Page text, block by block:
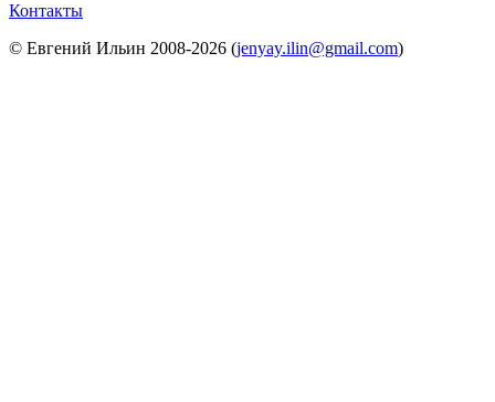
Контакты
© Евгений Ильин 2008-2026 (jenyay.ilin@gmail.com)